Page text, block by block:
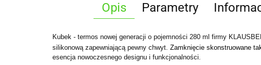
Opis Parametry
Kubek - termos nowej generacji o pojemności 280 ml firmy
silikonową zapewniającą pewny chwyt. Zamknięcie skonstruowane
esencja nowoczesnego designu i funkcjonalności.